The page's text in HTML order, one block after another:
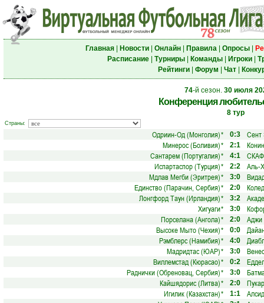
Главная| Новости| Онлайн| Правила| Опросы|
Расписание| Турниры| Команды| Игроки|
Рейтинги| Форум Чат|
74-й сезон. 30 июля
Конференция
8 тур
Страны:
Одриин-Од (Монголия)* 0:3
Сент
Минерос (Боливия)* 2:1
Сантарем (Португалия)* 4:1
Испартаспор (Турция)* 2:2
Аль-
Мдлав Мегби (Эритрея)* 3:0
Единство (Парачин, Сербия)* 2:0
Лонгфорд Таун (Ирландия)* 3:2
Хигуаги* 3:0
Порселана (Ангола)* 2:0
Аджи
Высоке Мыто (Чехия)* 0:0
Рэмблерс (Намибия)* 4:0
Мадридтас (ЮАР)* 3:0
Виллемстад (Кюрасао)* 0:2
Раднички (Обреновац, Сербия)* 3:0
Кайшядорис (Литва)* 2:0
Игилик (Казахстан)* 1:1